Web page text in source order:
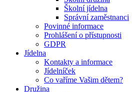
Školní jídelna
Správní zaměstnanci
Povinné informace
Prohlášení o přístupnosti
GDPR
Jídelna
Kontakty a informace
Jídelníček
Co vaříme Vašim dětem?
Družina